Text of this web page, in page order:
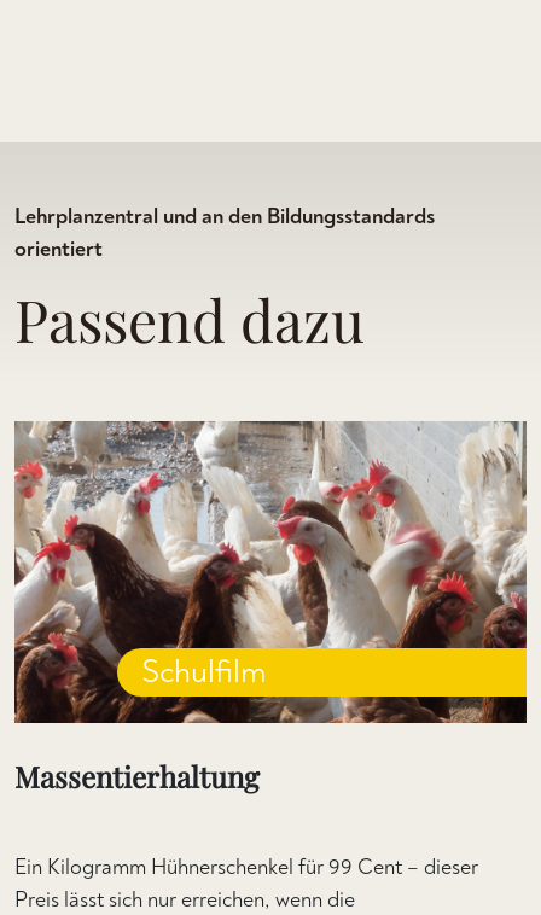
Lehrplanzentral und an den Bildungsstandards
orientiert
Passend dazu
Schulfilm
Massentierhaltung
Ein Kilogramm Hühnerschenkel für 99 Cent – dieser
Preis lässt sich nur erreichen, wenn die